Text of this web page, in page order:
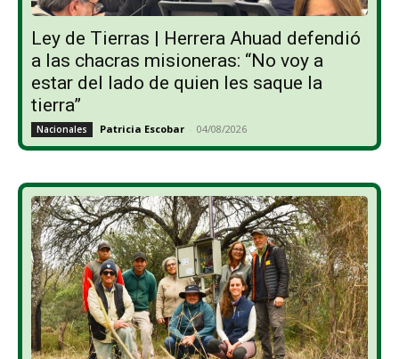
Ley de Tierras | Herrera Ahuad defendió
a las chacras misioneras: “No voy a
estar del lado de quien les saque la
tierra”
Nacionales Patricia Escobar - 04/08/2026